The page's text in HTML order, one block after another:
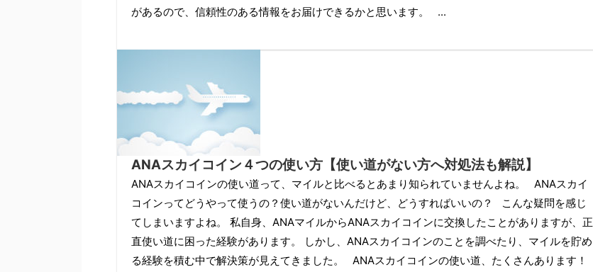
があるので、信頼性のある情報をお届けできるかと思います。 ...
ANAスカイコイン４つの使い方【使い道がない方へ対処法も解説】
ANAスカイコインの使い道って、マイルと比べるとあまり知られていませんよね。 ANAスカイ
コインってどうやって使うの？使い道がないんだけど、どうすればいいの？ こんな疑問を感じ
てしまいますよね。 私自身、ANAマイルからANAスカイコインに交換したことがありますが、正
直使い道に困った経験があります。 しかし、ANAスカイコインのことを調べたり、マイルを貯め
る経験を積む中で解決策が見えてきました。 ANAスカイコインの使い道、たくさんあります！